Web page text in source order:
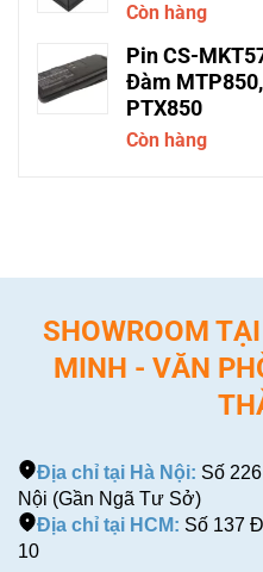
Còn hàng
Pin CS-
Đàm
PTX850
Còn hàng
SHOWROOM
MINH - VĂN
Địa chỉ tại Hà Nội: Số
Nội (Gần Ngã Tư Sở)
Địa chỉ tại HCM: Số 137
10